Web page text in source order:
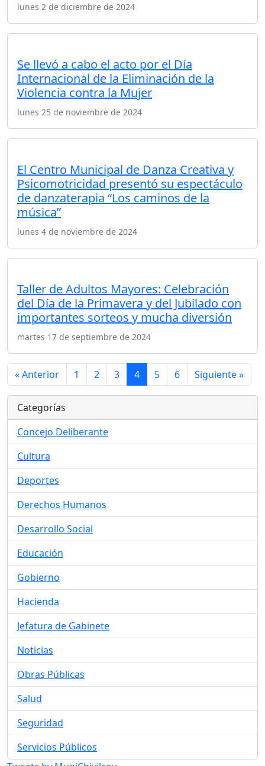
lunes 2 de diciembre de 2024
Se llevó a cabo el acto por el Día
Internacional de la Eliminación de la
Violencia contra la Mujer
lunes 25 de noviembre de 2024
El Centro Municipal de Danza Creativa y
Psicomotricidad presentó su espectáculo
de danzaterapia “Los caminos de la
música”
lunes 4 de noviembre de 2024
Taller de Adultos Mayores: Celebración
del Día de la Primavera y del Jubilado con
importantes sorteos y mucha diversión
martes 17 de septiembre de 2024
« Anterior 1 2 3 4 5 6 Siguiente »
Categorías
Concejo Deliberante
Cultura
Deportes
Derechos Humanos
Desarrollo Social
Educación
Gobierno
Hacienda
Jefatura de Gabinete
Noticias
Obras Públicas
Salud
Seguridad
Servicios Públicos